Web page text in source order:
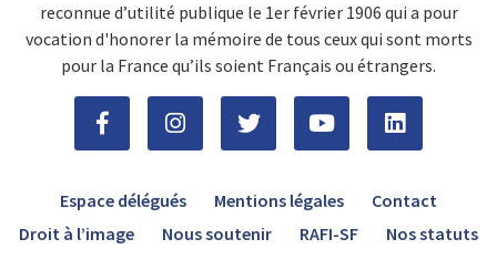
reconnue d’utilité publique le 1er février 1906 qui a pour
vocation d'honorer la mémoire de tous ceux qui sont morts
pour la France qu’ils soient Français ou étrangers.
Espace délégués Mentions légales
Contact
Droit à l’image
Nous soutenir RAFI-SF Nos statuts